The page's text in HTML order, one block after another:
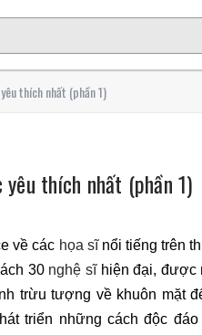
thích nhất (phần 1)
thích nhất (phần 1)
về các họa sĩ nổi tiếng trên
30 nghệ sĩhiện đại, được
trừu tượng về khuôn mặt
triển những cách độc